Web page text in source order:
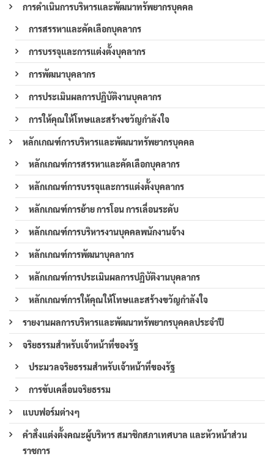
การดำเนินการบริหารและพัฒนาทรัพยากรบุคคล
การสรรหาและคัดเลือกบุคลากร
การบรรจุและการแต่งตั้งบุคลากร
การพัฒนาบุคลากร
การประเมินผลการปฏิบัติงานบุคลากร
การให้คุณให้โทษและสร้างขวัญกำลังใจ
หลักเกณฑ์การบริหารและพัฒนาทรัพยากรบุคคล
หลักเกณฑ์การสรรหาและคัดเลือกบุคลากร
หลักเกณฑ์การบรรจุและการแต่งตั้งบุคลากร
หลักเกณฑ์การย้าย การโอน การเลื่อนระดับ
หลักเกณฑ์การบริหารงานบุคคลพนักงานจ้าง
หลักเกณฑ์การพัฒนาบุคลากร
หลักเกณฑ์การประเมินผลการปฏิบัติงานบุคลากร
หลักเกณฑ์การให้คุณให้โทษและสร้างขวัญกำลังใจ
รายงานผลการบริหารและพัฒนาทรัพยากรบุคคลประจำปี
จริยธรรมสำหรับเจ้าหน้าที่ของรัฐ
ประมวลจริยธรรมสำหรับเจ้าหน้าที่ของรัฐ
การขับเคลื่อนจริยธรรม
แบบฟอร์มต่างๆ
คำสั่งแต่งตั้งคณะผู้บริหาร สมาชิกสภาเทศบาล และหัวหน้าส่วน
ราชการ